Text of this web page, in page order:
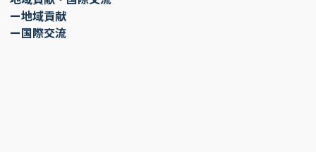
ー地域貢献
ー国際交流